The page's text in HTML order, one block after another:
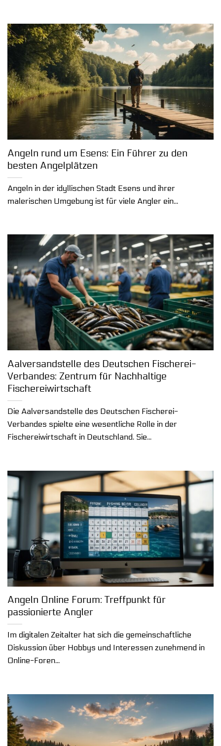
Angeln rund um Esens: Ein Führer zu den
besten Angelplätzen
Angeln in der idyllischen Stadt Esens und ihrer
malerischen Umgebung ist für viele Angler ein...
Aalversandstelle des Deutschen Fischerei-
Verbandes: Zentrum für Nachhaltige
Fischereiwirtschaft
Die Aalversandstelle des Deutschen Fischerei-
Verbandes spielte eine wesentliche Rolle in der
Fischereiwirtschaft in Deutschland. Sie...
Angeln Online Forum: Treffpunkt für
passionierte Angler
Im digitalen Zeitalter hat sich die gemeinschaftliche
Diskussion über Hobbys und Interessen zunehmend in
Online-Foren...